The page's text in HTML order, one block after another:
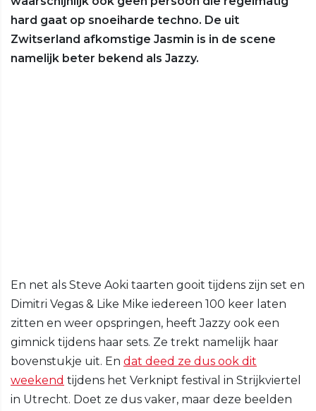
hard gaat op snoeiharde techno. De uit
Zwitserland afkomstige Jasmin is in de scene
namelijk beter bekend als Jazzy.
En net als Steve Aoki taarten gooit tijdens zijn set en
Dimitri Vegas & Like Mike iedereen 100 keer laten
zitten en weer opspringen, heeft Jazzy ook een
gimnick tijdens haar sets. Ze trekt namelijk haar
bovenstukje uit. En dat deed ze dus ook dit
weekend tijdens het Verknipt festival in Strijkviertel
in Utrecht. Doet ze dus vaker, maar deze beelden